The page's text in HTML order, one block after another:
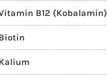
B12 (Kobalamin)